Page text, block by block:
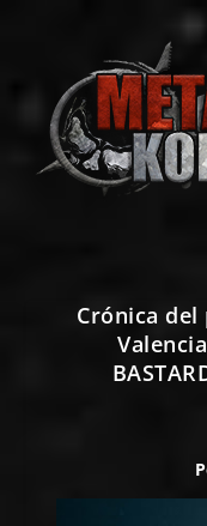
Crónica del